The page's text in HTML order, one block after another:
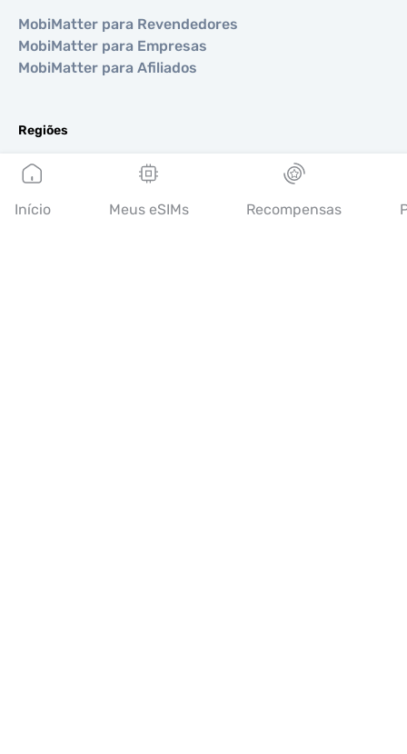
MobiMatter para Revendedores
MobiMatter para Empresas
MobiMatter para Afiliados
Regiões
eSIM para Europa
eSIM para Ásia
eSIM para Américas
Início Meus eSIMs Recompensas